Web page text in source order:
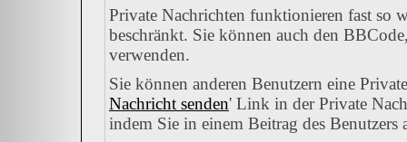
Private Nachrichten funktionieren fast so
beschränkt. Sie können auch den
verwenden.
Sie können anderen Benutzern eine
Nachricht senden' Link in der Private
indem Sie in einem Beitrag des Benutzers